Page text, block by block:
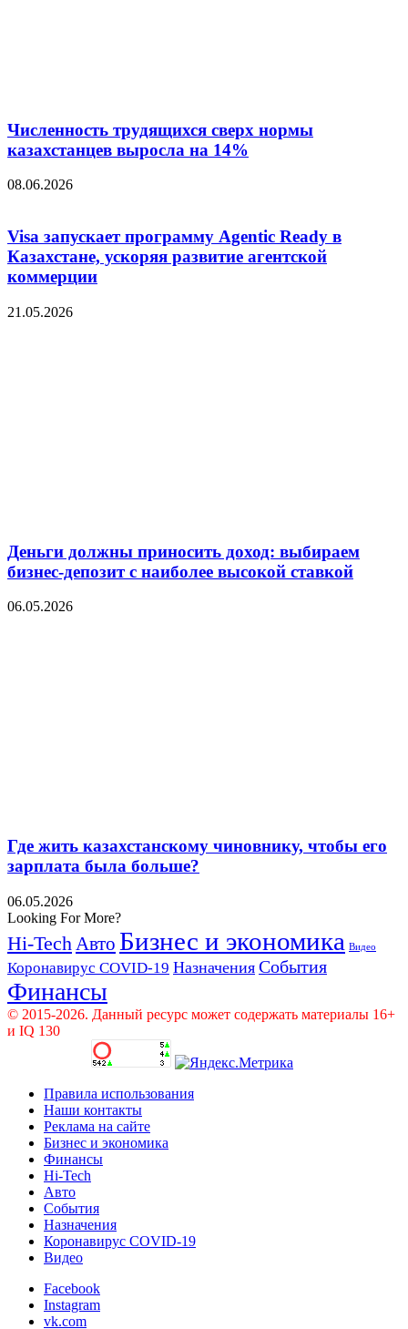
Численность трудящихся сверх нормы
казахстанцев выросла на 14%
08.06.2026
Visa запускает программу Agentic Ready в
Казахстане, ускоряя развитие агентской
коммерции
21.05.2026
Деньги должны приносить доход: выбираем
бизнес-депозит с наиболее высокой ставкой
06.05.2026
Где жить казахстанскому чиновнику, чтобы его
зарплата была больше?
06.05.2026
Looking For More?
Hi-Tech Авто Бизнес и экономика Видео
Коронавирус COVID-19 Назначения События
Финансы
© 2015-2026. Данный ресурс может содержать материалы 16+
и IQ 130
Правила использования
Наши контакты
Реклама на сайте
Бизнес и экономика
Финансы
Hi-Tech
Авто
События
Назначения
Коронавирус COVID-19
Видео
Facebook
Instagram
vk.com